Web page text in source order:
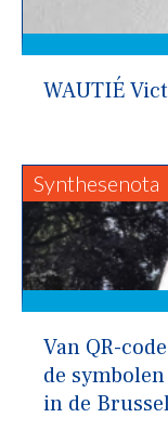
WAUTIÉ
Synthesenota
Van QR-
de
in de